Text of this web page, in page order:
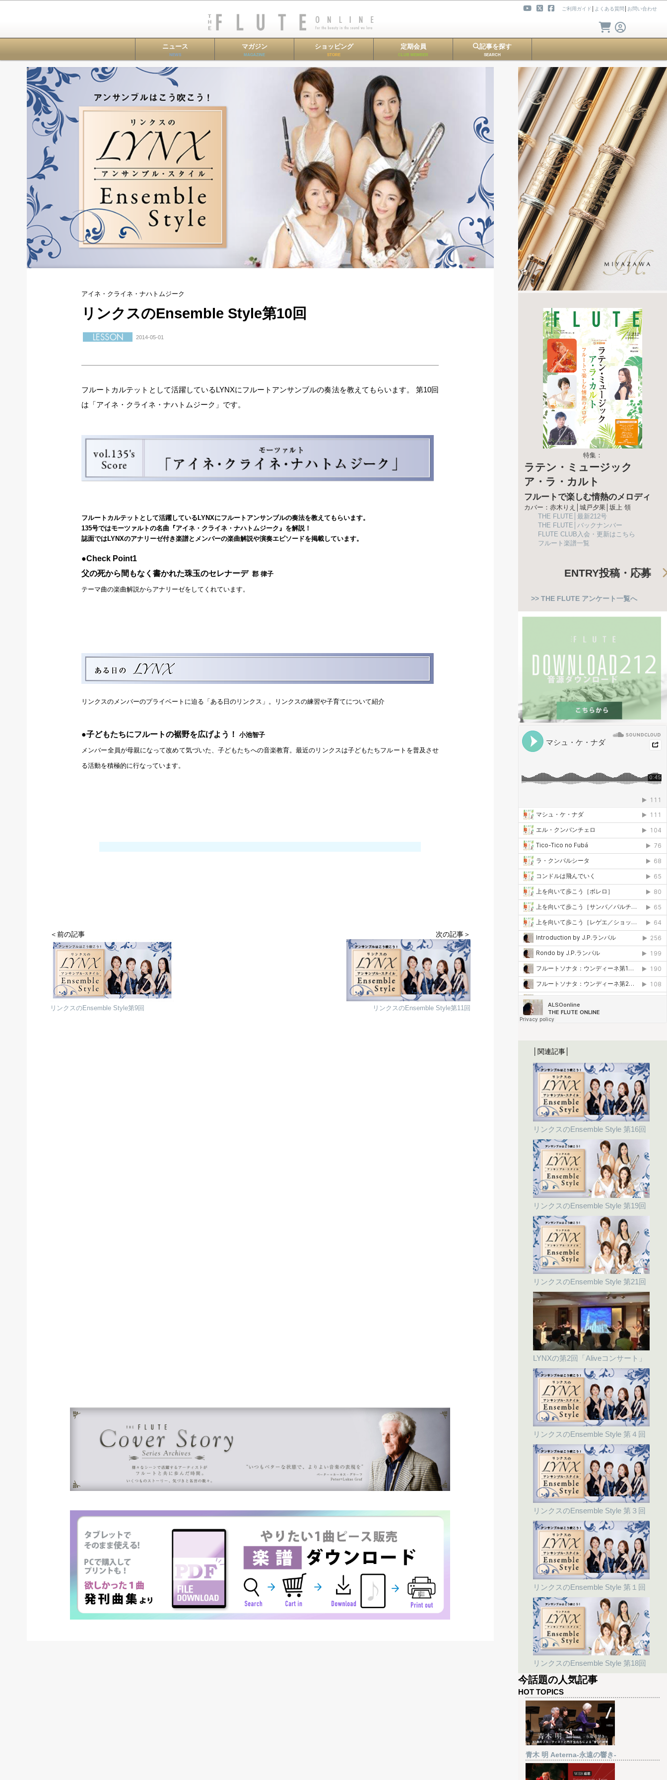
ご利用ガイド よくある質問 お問い合わせ
ニュース
NEWS
マガジン
MAGAZINE
ショッピング
STORE
定期会員
CLUB MEMBER
記事を探す
SEARCH
アイネ・クライネ・ナハトムジーク
リンクスのEnsemble Style第10回
2014-05-01
フルートカルテットとして活躍しているLYNXにフルートアンサンブルの奏法を教えてもらいます。 第10回
は「アイネ・クライネ・ナハトムジーク」です。
フルートカルテットとして活躍しているLYNXにフルートアンサンブルの奏法を教えてもらいます。
135号ではモーツァルトの名曲『アイネ・クライネ・ナハトムジーク』を解説！
誌面ではLYNXのアナリーゼ付き楽譜とメンバーの楽曲解説や演奏エピソードを掲載しています。
●Check Point1
父の死から間もなく書かれた珠玉のセレナーデ郡 律子
テーマ曲の楽曲解説からアナリーゼをしてくれています。
リンクスのメンバーのプライベートに迫る「ある日のリンクス」。リンクスの練習や子育てについて紹介
●子どもたちにフルートの裾野を広げよう！ 小池智子
メンバー全員が母親になって改めて気づいた、子どもたちへの音楽教育。最近のリンクスは子どもたちフルートを普及させ
る活動を積極的に行なっています。
＜前の記事
リンクスのEnsemble Style第9回
次の記事＞
リンクスのEnsemble Style第11回
特集：
ラテン・ミュージック
ア・ラ・カルト
フルートで楽しむ情熱のメロディ
カバー：赤木りえ│城戸夕果│坂上 領
THE FLUTE│最新212号
THE FLUTE│バックナンバー
FLUTE CLUB入会・更新はこちら
フルート楽譜一覧
ENTRY投稿・応募
>> THE FLUTE アンケート一覧へ
│関連記事│
リンクスのEnsemble Style 第16回
リンクスのEnsemble Style 第19回
リンクスのEnsemble Style 第21回
LYNXの第2回「Aliveコンサート」
リンクスのEnsemble Style 第４回
リンクスのEnsemble Style 第３回
リンクスのEnsemble Style 第１回
リンクスのEnsemble Style 第18回
今話題の人気記事
HOT TOPICS
青木 明 Aeterna-永遠の響き-